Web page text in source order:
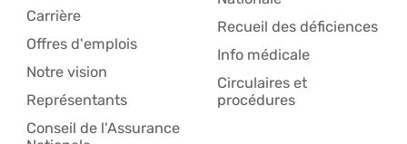
Carrière
Offres d'emplois
Notre vision
Représentants
Conseil de l'Assurance
Recueil des déficiences
Info médicale
Circulaires et
procédures